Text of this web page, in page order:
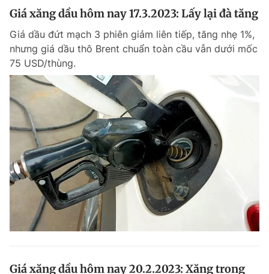
Giá xăng dầu hôm nay 17.3.2023: Lấy lại đà tăng
Giá dầu đứt mạch 3 phiên giảm liên tiếp, tăng nhẹ 1%,
nhưng giá dầu thô Brent chuẩn toàn cầu vẫn dưới mốc
75 USD/thùng.
Giá xăng dầu hôm nay 20.2.2023: Xăng trong